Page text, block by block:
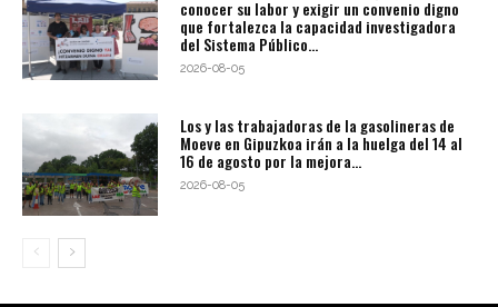
conocer su labor y exigir un convenio digno
que fortalezca la capacidad investigadora
del Sistema Público...
2026-08-05
Los y las trabajadoras de la gasolineras de
Moeve en Gipuzkoa irán a la huelga del 14 al
16 de agosto por la mejora...
2026-08-05